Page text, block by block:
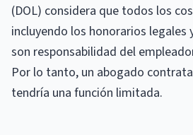
(DOL) considera que todos los
incluyendo los honorarios legales
son responsabilidad del
Por lo tanto, un abogado
tendría una función limitada.